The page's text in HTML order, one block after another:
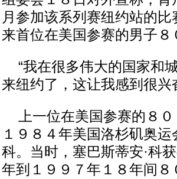
月参加该系列赛纽约站的
来首位在美国参赛的男子
“我在很多伟大的国家和
来纽约了，这让我感到很兴
上一位在美国参赛的８０
１９８４年美国洛杉矶奥
科。当时，塞巴斯蒂安·科
年到１９９７年１８年间